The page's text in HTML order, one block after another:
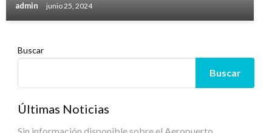
admin junio 25, 2024
Buscar
Buscar
Últimas Noticias
Sin información disponible sobre el Aeropuerto